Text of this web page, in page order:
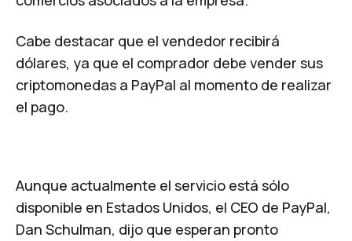
Cabe destacar que el vendedor recibirá
dólares, ya que el comprador debe vender sus
criptomonedas a PayPal al momento de realizar
el pago.
Aunque actualmente el servicio está sólo
disponible en Estados Unidos, el CEO de PayPal,
Dan Schulman, dijo que esperan pronto